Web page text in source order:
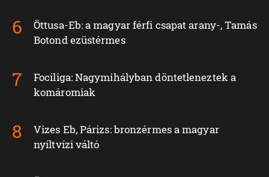
Öttusa-Eb: a magyar férfi csapat arany-, Tamás
Botond ezüstérmes
Fociliga: Nagymihályban döntetleneztek a
komáromiak
Vizes Eb, Párizs: bronzérmes a magyar
nyíltvízi váltó